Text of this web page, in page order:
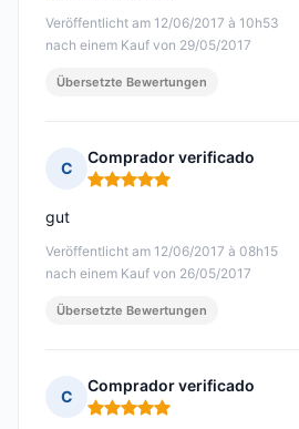
Veröffentlicht am 12/06/2017 à 10h53
nach einem Kauf von 29/05/2017
Übersetzte Bewertungen
C
Comprador verificado
Hinweis: 5 von 5
Veröffentlicht am 12/06/2017 à 08h15
nach einem Kauf von 26/05/2017
gut
Übersetzte Bewertungen
C
Comprador verificado
Hinweis: 5 von 5